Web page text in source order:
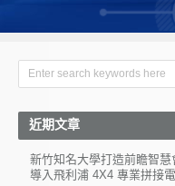
近期文章
新竹知名大學打造前瞻智慧
導入飛利浦 4X4 專業拼接